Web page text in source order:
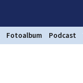
Fotoalbum Podcast